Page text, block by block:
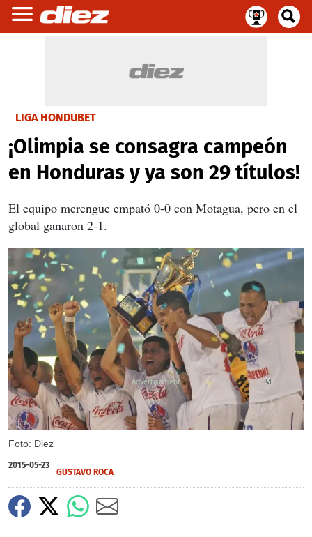
LIGA HONDUBET
¡Olimpia se consagra campeón
en Honduras y ya son 29 títulos!
El equipo merengue empató 0-0 con Motagua, pero en el
global ganaron 2-1.
Foto: Diez
X
X
X
X
X
X
2015-05-23
GUSTAVO ROCA